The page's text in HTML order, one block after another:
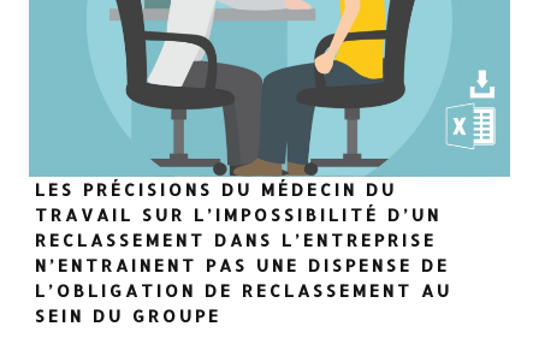
LES PRÉCISIONS DU MÉDECIN DU
TRAVAIL SUR L’IMPOSSIBILITÉ D’UN
RECLASSEMENT DANS L’ENTREPRISE
N’ENTRAINENT PAS UNE DISPENSE DE
L’OBLIGATION DE RECLASSEMENT AU
SEIN DU GROUPE